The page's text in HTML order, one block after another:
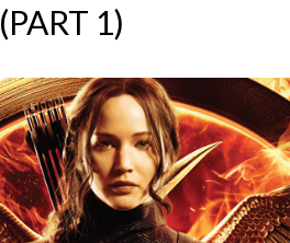
1)